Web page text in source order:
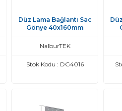
Düz Lama Bağlantı Sac
Gönye 40x160mm
NalburTEK
Stok Kodu : DG4016